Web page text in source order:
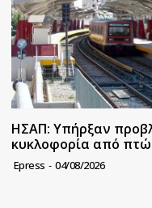
ΗΣΑΠ: Υπήρξαν
κυκλοφορία από
Epress - 04/08/2026